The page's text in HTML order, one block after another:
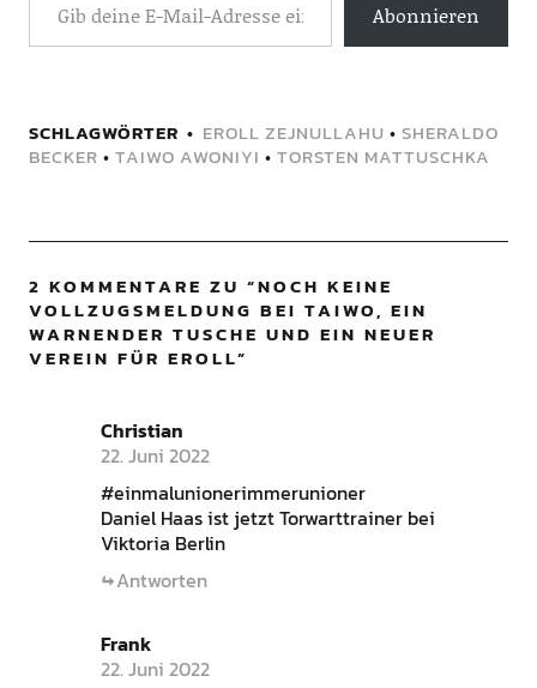
Abonnieren
SCHLAGWÖRTER EROLL ZEJNULLAHU • SHERALDO
BECKER • TAIWO AWONIYI • TORSTEN MATTUSCHKA
2 KOMMENTARE ZU “NOCH KEINE
VOLLZUGSMELDUNG BEI TAIWO, EIN
WARNENDER TUSCHE UND EIN NEUER
VEREIN FÜR EROLL”
Christian
22. Juni 2022
#einmalunionerimmerunioner
Daniel Haas ist jetzt Torwarttrainer bei
Viktoria Berlin
Antworten
Frank
22. Juni 2022